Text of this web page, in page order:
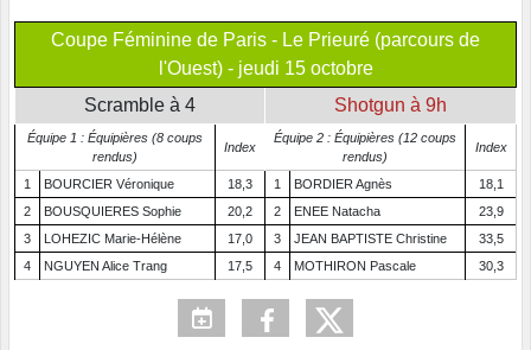
Coupe Féminine de Paris - Le Prieuré (parcours de
l'Ouest) - jeudi 15 octobre
Scramble à 4
Shotgun à 9h
Équipe 1 : Équipières (8 coups
rendus)
Index
Équipe 2 : Équipières (12 coups
rendus)
Index
1 BOURCIER Véronique 18,3 1 BORDIER Agnès
18,1
2
BOUSQUIERES Sophie 20,2 2 ENEE Natacha
23,9
3
LOHEZIC Marie-Hélène 17,0 3 JEAN BAPTISTE Christine
33,5
4
NGUYEN Alice Trang 17,5 4 MOTHIRON Pascale 30,3